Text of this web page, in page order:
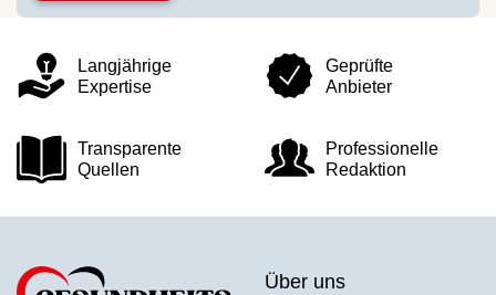
Langjährige
Expertise
Geprüfte
Anbieter
Transparente
Quellen
Professionelle
Redaktion
Über uns